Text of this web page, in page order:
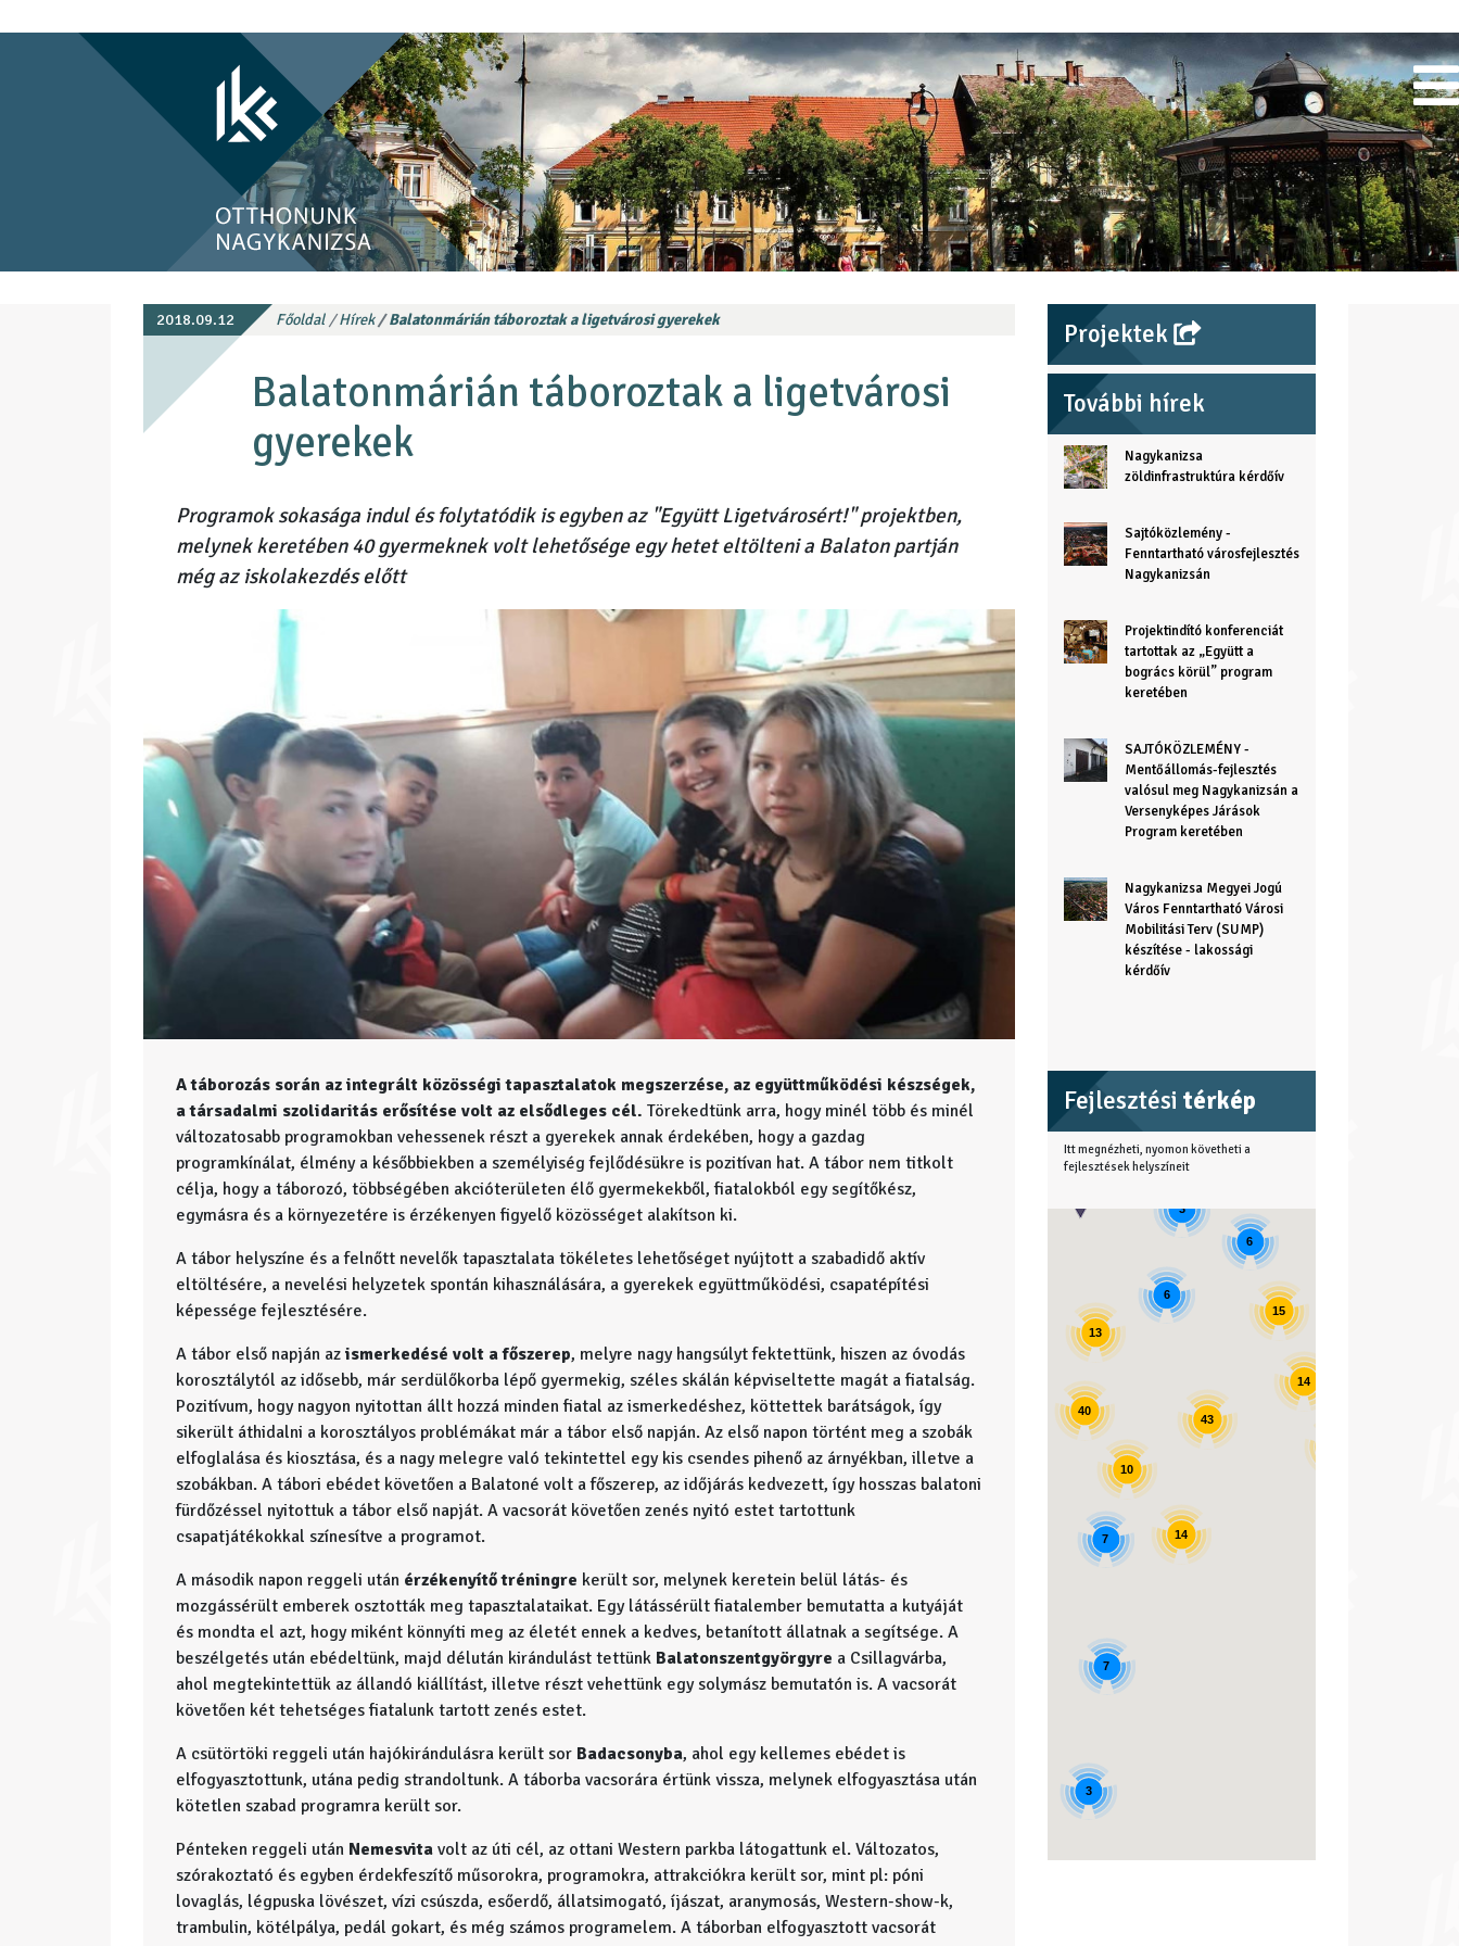
2018.09.12 Főoldal Hírek Balatonmárián táboroztak a ligetvárosi gyerekek
Balatonmárián táboroztak a ligetvárosi
gyerekek
Programok sokasága indul és folytatódik is egyben az "Együtt Ligetvárosért!" projektben,
melynek keretében 40 gyermeknek volt lehetősége egy hetet eltölteni a Balaton partján
még az iskolakezdés előtt
A táborozás során az integrált közösségi tapasztalatok megszerzése, az együttműködési készségek,
a társadalmi szolidaritás erősítése volt az elsődleges cél. Törekedtünk arra, hogy minél több és minél
változatosabb programokban vehessenek részt a gyerekek annak érdekében, hogy a gazdag
programkínálat, élmény a későbbiekben a személyiség fejlődésükre is pozitívan hat. A tábor nem titkolt
célja, hogy a táborozó, többségében akcióterületen élő gyermekekből, fiatalokból egy segítőkész,
egymásra és a környezetére is érzékenyen figyelő közösséget alakítson ki.
A tábor helyszíne és a felnőtt nevelők tapasztalata tökéletes lehetőséget nyújtott a szabadidő aktív
eltöltésére, a nevelési helyzetek spontán kihasználására, a gyerekek együttműködési, csapatépítési
képessége fejlesztésére.
A tábor első napján az ismerkedésé volt a főszerep, melyre nagy hangsúlyt fektettünk, hiszen az óvodás
korosztálytól az idősebb, már serdülőkorba lépő gyermekig, széles skálán képviseltette magát a fiatalság.
Pozitívum, hogy nagyon nyitottan állt hozzá minden fiatal az ismerkedéshez, köttettek barátságok, így
sikerült áthidalni a korosztályos problémákat már a tábor első napján. Az első napon történt meg a szobák
elfoglalása és kiosztása, és a nagy melegre való tekintettel egy kis csendes pihenő az árnyékban, illetve a
szobákban. A tábori ebédet követően a Balatoné volt a főszerep, az időjárás kedvezett, így hosszas balatoni
fürdőzéssel nyitottuk a tábor első napját. A vacsorát követően zenés nyitó estet tartottunk
csapatjátékokkal színesítve a programot.
A második napon reggeli után érzékenyítő tréningre került sor, melynek keretein belül látás- és
mozgássérült emberek osztották meg tapasztalataikat. Egy látássérült fiatalember bemutatta a kutyáját
és mondta el azt, hogy miként könnyíti meg az életét ennek a kedves, betanított állatnak a segítsége. A
beszélgetés után ebédeltünk, majd délután kirándulást tettünk Balatonszentgyörgyre a Csillagvárba,
ahol megtekintettük az állandó kiállítást, illetve részt vehettünk egy solymász bemutatón is. A vacsorát
követően két tehetséges fiatalunk tartott zenés estet.
A csütörtöki reggeli után hajókirándulásra került sor Badacsonyba, ahol egy kellemes ebédet is
elfogyasztottunk, utána pedig strandoltunk. A táborba vacsorára értünk vissza, melynek elfogyasztása után
kötetlen szabad programra került sor.
Pénteken reggeli után Nemesvita volt az úti cél, az ottani Western parkba látogattunk el. Változatos,
szórakoztató és egyben érdekfeszítő műsorokra, programokra, attrakciókra került sor, mint pl: póni
lovaglás, légpuska lövészet, vízi csúszda, esőerdő, állatsimogató, íjászat, aranymosás, Western-show-k,
trambulin, kötélpálya, pedál gokart, és még számos programelem. A táborban elfogyasztott vacsorát
Projektek
További hírek
Nagykanizsa
zöldinfrastruktúra kérdőív
Sajtóközlemény -
Fenntartható városfejlesztés
Nagykanizsán
Projektindító konferenciát
tartottak az „Együtt a
bogrács körül” program
keretében
SAJTÓKÖZLEMÉNY -
Mentőállomás-fejlesztés
valósul meg Nagykanizsán a
Versenyképes Járások
Program keretében
Nagykanizsa Megyei Jogú
Város Fenntartható Városi
Mobilitási Terv (SUMP)
készítése - lakossági
kérdőív
Fejlesztési térkép
Itt megnézheti, nyomon követheti a
fejlesztések helyszíneit
14
40
7
43
6
13
15
6
3
3
7
14
10